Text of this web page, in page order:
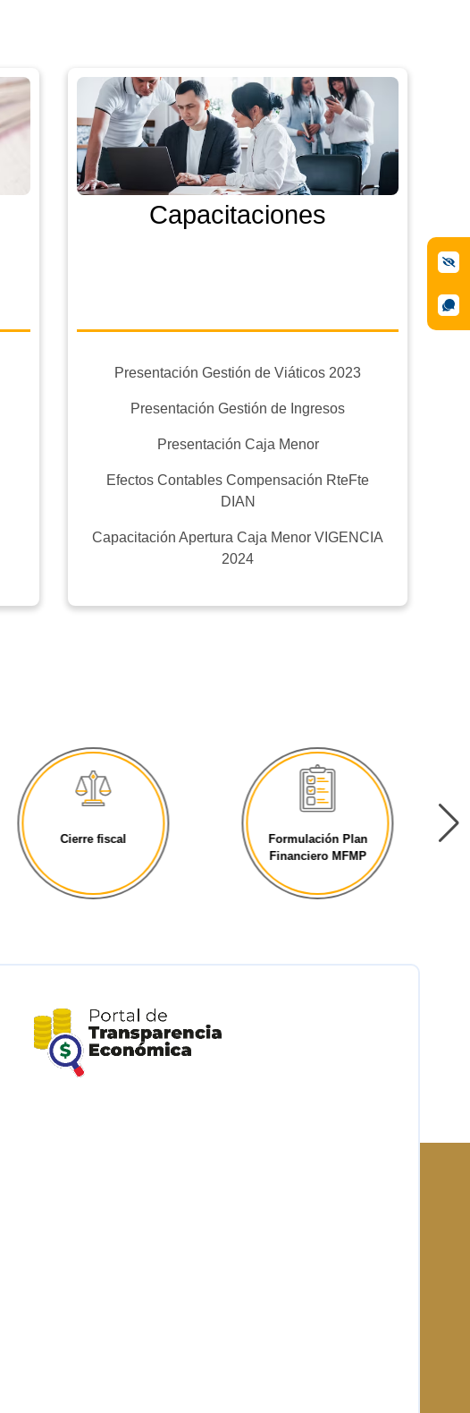
Capacitaciones
Presentación Gestión de Viáticos 2023
Presentación Gestión de Ingresos
Presentación Caja Menor
Efectos Contables Compensación RteFte
DIAN
Capacitación Apertura Caja Menor VIGENCIA
2024
Cierre fiscal
Formulación Plan
Financiero MFMP